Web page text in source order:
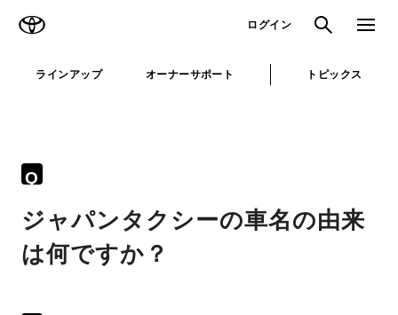
ログイン 検索 メニュ
ラインアップ オーナーサポート トピックス
Q
ジャパンタクシーの車名の由来
は何ですか？